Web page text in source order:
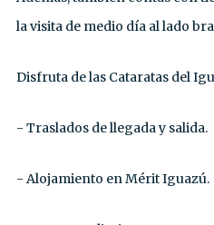
la visita de medio día al lado
Disfruta de las Cataratas del
- Traslados de llegada y salida.
- Alojamiento en Mérit Iguazú.